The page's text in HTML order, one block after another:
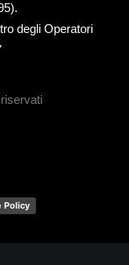
degli Operatori
Policy